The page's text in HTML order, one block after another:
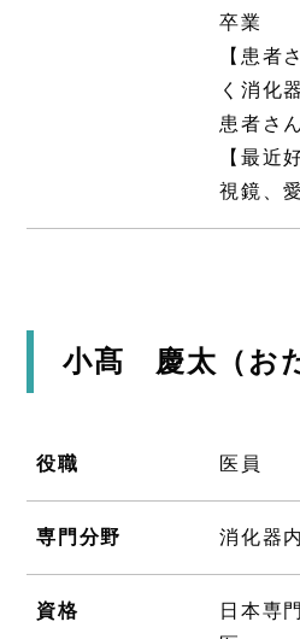
卒業
【患者
く消化
患者さ
【最近
視鏡、
小髙 慶太（お
役職 医員
専門分野 消化器
資格
日本専